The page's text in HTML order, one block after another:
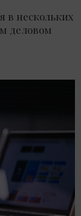
в нескольких
деловом